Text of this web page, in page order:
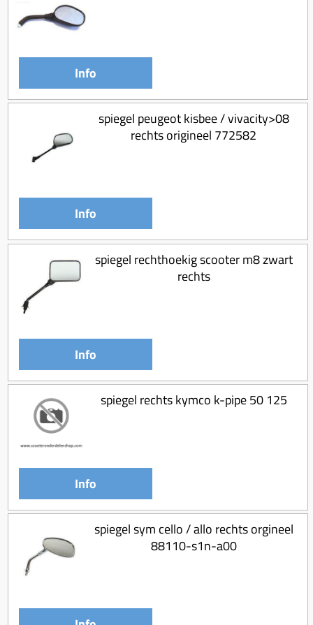
Info
spiegel peugeot kisbee / vivacity>08
rechts origineel 772582
Info
spiegel rechthoekig scooter m8 zwart
rechts
Info
spiegel rechts kymco k-pipe 50 125
Info
spiegel sym cello / allo rechts orgineel
88110-s1n-a00